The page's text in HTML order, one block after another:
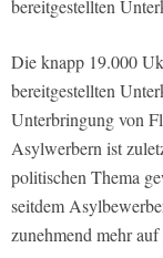
bereitgestellten
Die knapp 19.000
bereitgestellten
Unterbringung von
Asylwerbern ist
politischen Thema
seitdem
zunehmend mehr